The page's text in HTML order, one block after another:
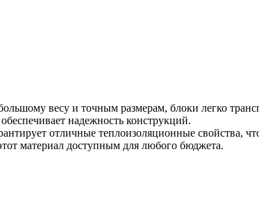
весу и точным размерам, блоки легко
надежность конструкций.
отличные теплоизоляционные свойства,
материал доступным для любого бюджета.